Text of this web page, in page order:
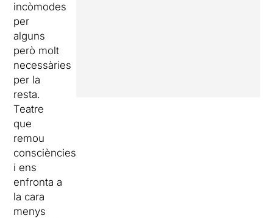
incòmodes
per
alguns
però molt
necessàries
per la
resta.
Teatre
que
remou
consciències
i ens
enfronta a
la cara
menys